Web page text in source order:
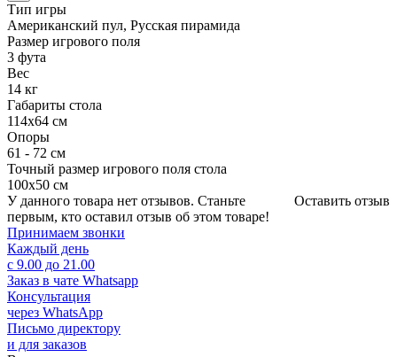
Тип игры
Американский пул, Русская пирамида
Размер игрового поля
3 фута
Вес
14 кг
Габариты стола
114х64 см
Опоры
61 - 72 см
Точный размер игрового поля стола
100х50 см
Оставить отзыв
У данного товара нет отзывов. Станьте
первым, кто оставил отзыв об этом товаре!
Принимаем звонки
Каждый день
с 9.00 до 21.00
Заказ в чате Whatsapp
Консультация
через WhatsApp
Письмо директору
и для заказов